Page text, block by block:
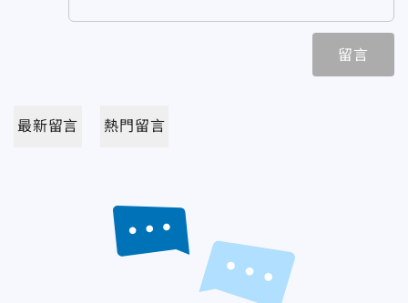
留言
最新留言 熱門留言